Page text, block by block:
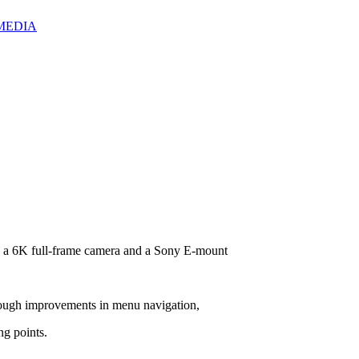
6K full-frame camera and a Sony E-mount
improvements in menu navigation,
points.